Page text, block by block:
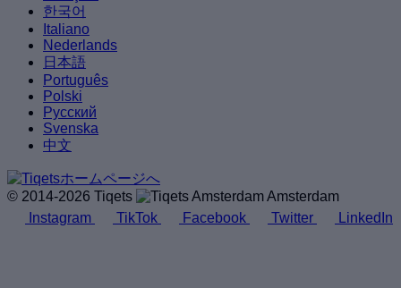
한국어
Italiano
Nederlands
日本語
Português
Polski
Русский
Svenska
中文
© 2014-2026 Tiqets
Amsterdam
Instagram
TikTok Facebook Twitter LinkedIn